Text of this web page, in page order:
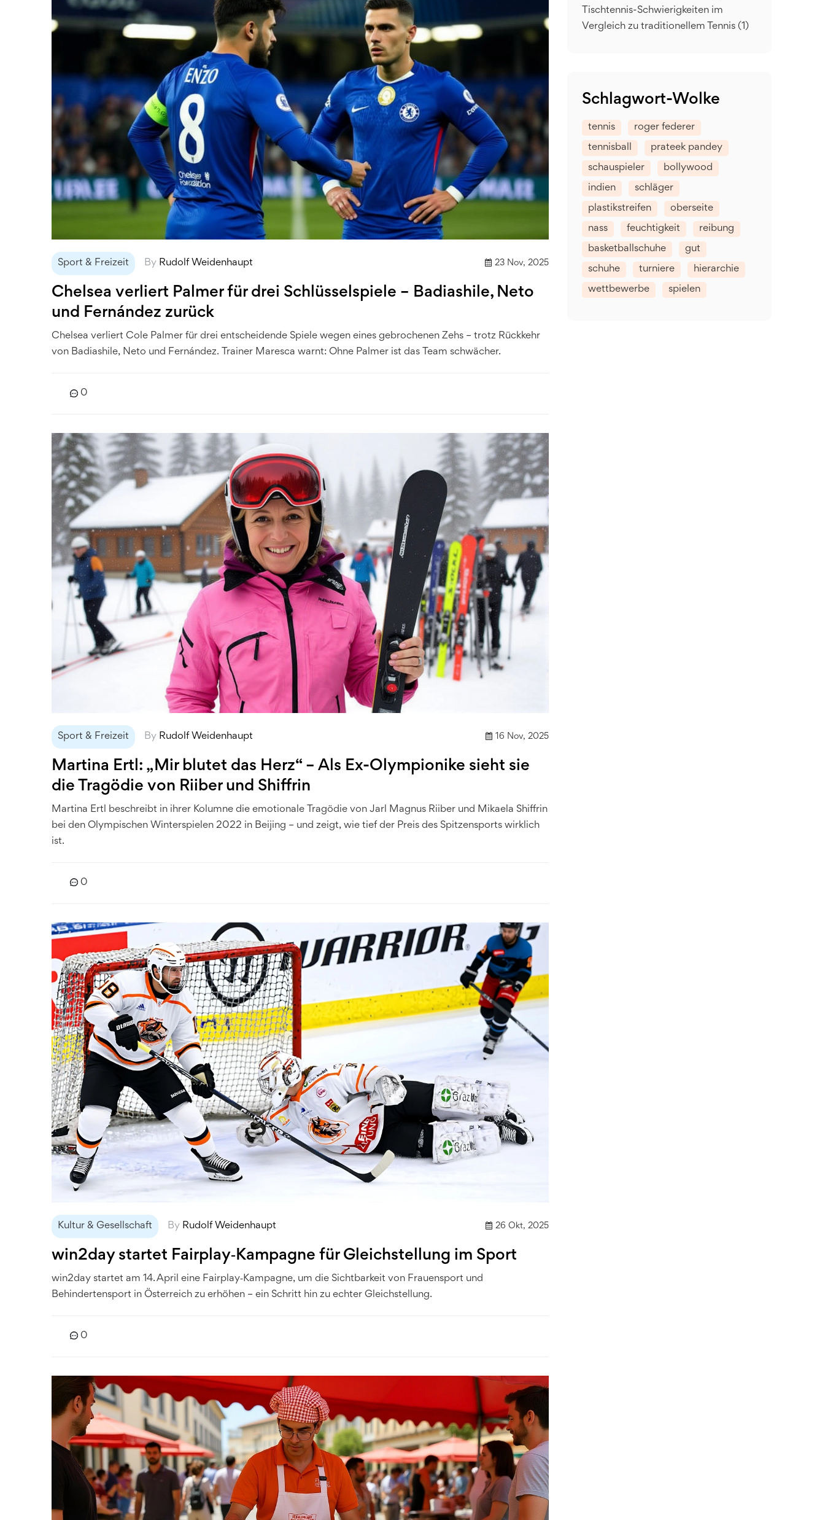
Sport & Freizeit By Rudolf Weidenhaupt 23 Nov, 2025
Chelsea verliert Palmer für drei Schlüsselspiele – Badiashile, Neto
und Fernández zurück
Chelsea verliert Cole Palmer für drei entscheidende Spiele wegen eines gebrochenen Zehs – trotz Rückkehr
von Badiashile, Neto und Fernández. Trainer Maresca warnt: Ohne Palmer ist das Team schwächer.
0
Sport & Freizeit By Rudolf Weidenhaupt 16 Nov, 2025
Martina Ertl: „Mir blutet das Herz“ – Als Ex-Olympionike sieht sie
die Tragödie von Riiber und Shiffrin
Martina Ertl beschreibt in ihrer Kolumne die emotionale Tragödie von Jarl Magnus Riiber und Mikaela Shiffrin
bei den Olympischen Winterspielen 2022 in Beijing – und zeigt, wie tief der Preis des Spitzensports wirklich
ist.
0
Kultur & Gesellschaft By Rudolf Weidenhaupt 26 Okt, 2025
win2day startet Fairplay‑Kampagne für Gleichstellung im Sport
win2day startet am 14. April eine Fairplay‑Kampagne, um die Sichtbarkeit von Frauensport und
Behindertensport in Österreich zu erhöhen – ein Schritt hin zu echter Gleichstellung.
0
Tischtennis-Schwierigkeiten im
Vergleich zu traditionellem Tennis (1)
Schlagwort-Wolke
tennis roger federer
tennisball prateek pandey
schauspieler bollywood
indien schläger
plastikstreifen oberseite
nass feuchtigkeit reibung
basketballschuhe gut
schuhe turniere hierarchie
wettbewerbe spielen